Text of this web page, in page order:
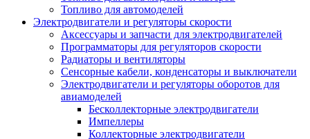
Топливо для автомоделей
Электродвигатели и регуляторы скорости
Аксессуары и запчасти для электродвигателей
Программаторы для регуляторов скорости
Радиаторы и вентиляторы
Сенсорные кабели, конденсаторы и выключатели
Электродвигатели и регуляторы оборотов для
авиамоделей
Бесколлекторные электродвигатели
Импеллеры
Коллекторные электродвигатели